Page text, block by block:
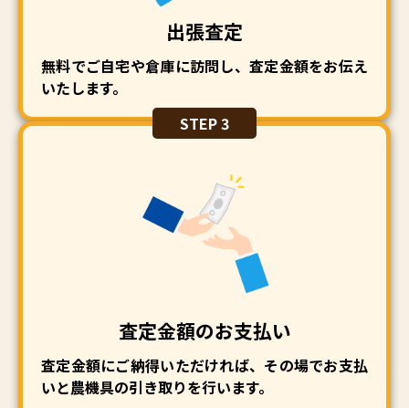
出張査定
無料でご自宅や倉庫に訪問し、査定金額をお伝え
いたします。
STEP 3
査定金額のお支払い
査定金額にご納得いただければ、その場でお支払
いと農機具の引き取りを行います。